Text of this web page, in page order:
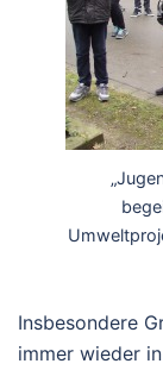
Insbesondere
immer wieder